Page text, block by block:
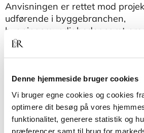
Denne hjemmeside bruger cookies
Vi bruger egne cookies og cookies
optimere dit besøg på vores
funktionalitet, generere statistik og
præferencer samt til brug for
Anvisningen er rettet mod
udførende i byggebranchen,
bygningsmyndigheder samt
alternative isoleringsmaterialer.
denne anvisning:
Papirisolering
Træfiberisolering